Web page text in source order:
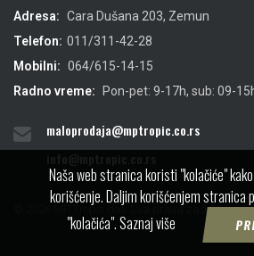
Adresa: Cara Dušana 203, Zemun
Telefon: 011/311-42-28
Mobilni: 064/615-14-15
Radno vreme:
Pon-pet: 9-17h, sub: 09-
maloprodaja@mptropic.co.rs
© 2026 MP Tropic doo. Sva prava zadržana.
Naša web stranica koristi "kolačiće"
korišćenje. Daljim korišćenjem stranica
"kolačića".Saznaj više